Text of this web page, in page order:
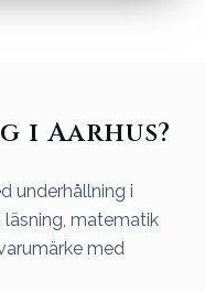
i Aarhus?
underhållning i
matematik
med